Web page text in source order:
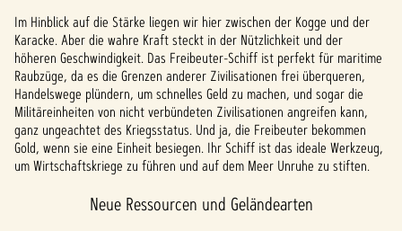
Im Hinblick auf die Stärke liegen wir hier zwischen der Kogge und der
Karacke. Aber die wahre Kraft steckt in der Nützlichkeit und der
höheren Geschwindigkeit. Das Freibeuter-Schiff ist perfekt für maritime
Raubzüge, da es die Grenzen anderer Zivilisationen frei überqueren,
Handelswege plündern, um schnelles Geld zu machen, und sogar die
Militäreinheiten von nicht verbündeten Zivilisationen angreifen kann,
ganz ungeachtet des Kriegsstatus. Und ja, die Freibeuter bekommen
Gold, wenn sie eine Einheit besiegen. Ihr Schiff ist das ideale Werkzeug,
um Wirtschaftskriege zu führen und auf dem Meer Unruhe zu stiften.
Neue Ressourcen und Geländearten